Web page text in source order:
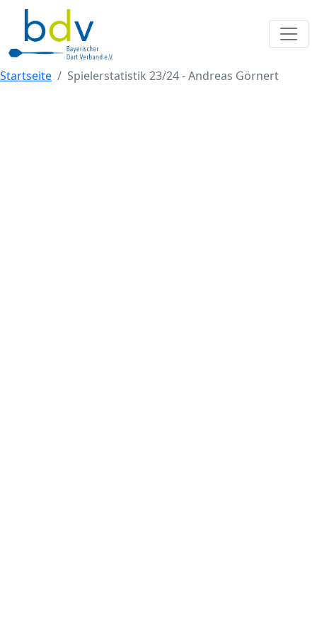
Startseite Spielerstatistik 23/24 - Andreas Görnert